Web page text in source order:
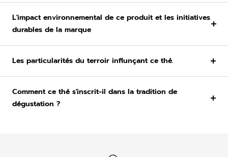
L'impact environnemental de ce produit et les initiatives
durables de la marque
Les particularités du terroir influnçant ce thé.
Comment ce thé s'inscrit-il dans la tradition de
dégustation ?